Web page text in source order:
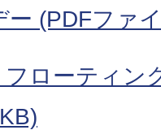
ー (PDFファ
フローティン